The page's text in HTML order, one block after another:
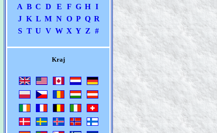
A B C D E F G H I
J K L M N O P Q R
S T U V W X Y Z #
Kraj